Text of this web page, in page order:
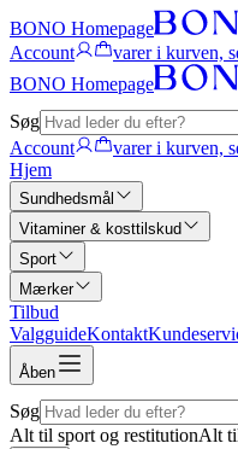
BONO Homepage
Account
varer i kurven,
BONO Homepage
Søg
Account
varer i kurven,
Hjem
Sundhedsmål
Vitaminer & kosttilskud
Sport
Mærker
Tilbud
ValgguideKontakt
Åben
Søg
Alt til sport og restitutionAlt